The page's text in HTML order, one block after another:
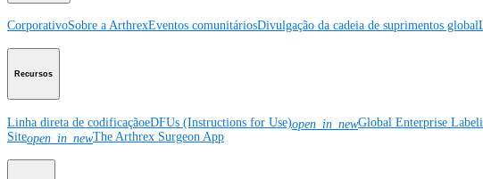
CorporativoSobre a ArthrexEventos comunitáriosDivulgação da cadeia de suprimentos global
Recursos
Linha direta de codificaçãoeDFUs (Instructions for Use)open_in_newGlobal Enterprise
Siteopen_in_newThe Arthrex Surgeon App